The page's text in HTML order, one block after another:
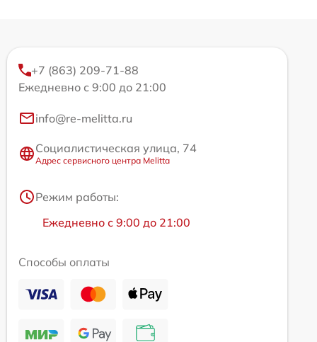
+7 (863) 209-71-88
Ежедневно с 9:00 до 21:00
info@re-melitta.ru
Социалистическая улица, 74
Адрес сервисного центра Melitta
Режим работы:
Ежедневно с 9:00 до 21:00
Способы оплаты